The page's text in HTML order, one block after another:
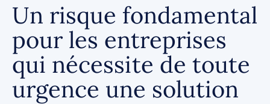
Un risque fondamental
pour les entreprises
qui nécessite de toute
urgence une solution